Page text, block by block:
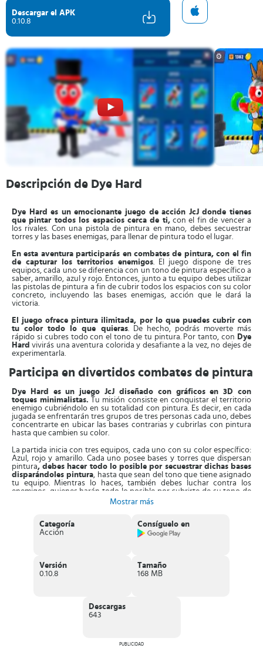
Descargar el APK
0.10.8
Descripción de Dye Hard
Dye Hard es un emocionante juego de acción JcJ donde tienes
que pintar todos los espacios cerca de ti,con el fin de vencer a
los rivales. Con una pistola de pintura en mano, debes secuestrar
torres y las bases enemigas, para llenar de pintura todo el lugar.
En esta aventura participarás en combates de pintura, con el fin
de capturar los territorios enemigos. El juego dispone de tres
equipos, cada uno se diferencia con un tono de pintura específico a
saber, amarillo, azul y rojo. Entonces, junto a tu equipo debes utilizar
las pistolas de pintura a fin de cubrir todos los espacios con su color
concreto, incluyendo las bases enemigas, acción que le dará la
victoria.
El juego ofrece pintura ilimitada, por lo que puedes cubrir con
tu color todo lo que quieras. De hecho, podrás moverte más
rápido si cubres todo con el tono de tu pintura. Por tanto, con Dye
Hard vivirás una aventura colorida y desafiante a la vez, no dejes de
experimentarla.
Participa en divertidos combates de pintura
Dye Hard es un juego JcJ diseñado con gráficos en 3D con
toques minimalistas. Tu misión consiste en conquistar el territorio
enemigo cubriéndolo en su totalidad con pintura. Es decir, en cada
jugada se enfrentarán tres grupos de tres personas cada uno, debes
concentrarte en ubicar las bases contrarias y cubrirlas con pintura
hasta que cambien su color.
La partida inicia con tres equipos, cada uno con su color específico:
Azul, rojo y amarillo. Cada uno posee bases y torres que dispersan
pintura, debes hacer todo lo posible por secuestrar dichas bases
disparándoles pintura, hasta que sean del tono que tiene asignado
tu equipo. Mientras lo haces, también debes luchar contra los
enemigos, quienes harán todo lo posible por cubrirte de su tono de
lo que te permitirá llenar de pintura todo lo que desees. También,
podrás entrar en lugares cubiertos con el tono de tu equipo, lo que
Aparte de esto,
el juego cuenta con gráficos impactantes
que cambies el aspecto de tus personajes dentro del juego.
Divertido juego JcJ, donde participarás en guerras de
Mostrar más
Categoría
Acción
Consíguelo en
Versión
0.10.8
Tamaño
168 MB
Descargas
643
PUBLICIDAD